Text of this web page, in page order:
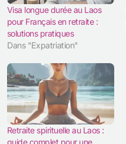
Visa longue durée au Laos
pour Français en retraite :
solutions pratiques
Dans "Expatriation"
Retraite spirituelle au Laos :